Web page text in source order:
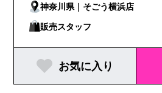
神奈川県｜そごう横浜店
販売スタッフ
お気に入り